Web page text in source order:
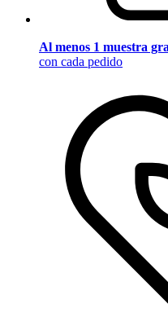
Al menos 1 muestra
con cada pedido